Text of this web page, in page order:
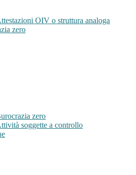
OIV o struttura analoga
zero
zero
soggette a controllo